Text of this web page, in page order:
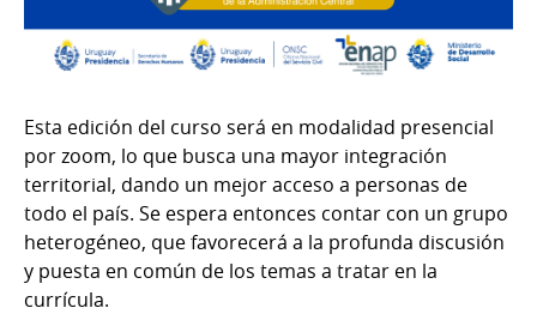
Esta edición del curso será en modalidad presencial
por zoom, lo que busca una mayor integración
territorial, dando un mejor acceso a personas de
todo el país. Se espera entonces contar con un grupo
heterogéneo, que favorecerá a la profunda discusión
y puesta en común de los temas a tratar en la
currícula.